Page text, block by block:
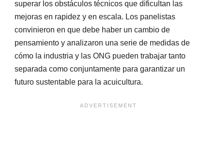
superar los obstáculos técnicos que dificultan las
mejoras en rapidez y en escala. Los panelistas
convinieron en que debe haber un cambio de
pensamiento y analizaron una serie de medidas de
cómo la industria y las ONG pueden trabajar tanto
separada como conjuntamente para garantizar un
futuro sustentable para la acuicultura.